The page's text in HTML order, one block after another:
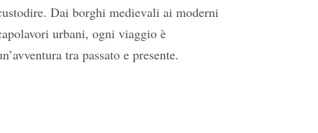
Dai borghi medievali ai moderni
urbani, ogni viaggio è
tra passato e presente.